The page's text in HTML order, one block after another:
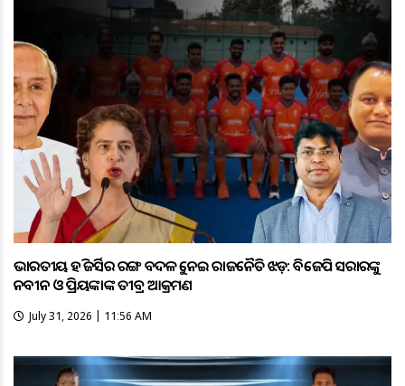
ଭାରତୀୟ ହକି ଜର୍ସିର ରଙ୍ଗ ବଦଳକୁ ନେଇ ରାଜନୈତିକ ଝଡ଼: ବିଜେପି ସରକାରଙ୍କୁ
ନବୀନ ଓ ପ୍ରିୟଙ୍କାଙ୍କ ତୀବ୍ର ଆକ୍ରମଣ
July 31, 2026 | 11:56 AM